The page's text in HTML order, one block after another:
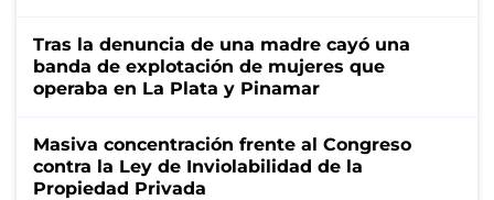
Tras la denuncia de una madre cayó una
banda de explotación de mujeres que
operaba en La Plata y Pinamar
Masiva concentración frente al Congreso
contra la Ley de Inviolabilidad de la
Propiedad Privada